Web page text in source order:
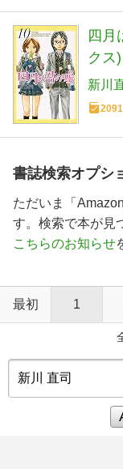
四月
クス)
新川
2091
書誌検索オプシ
ただいま「
す。検索で本が見
こちらのお知らせ
最初 1